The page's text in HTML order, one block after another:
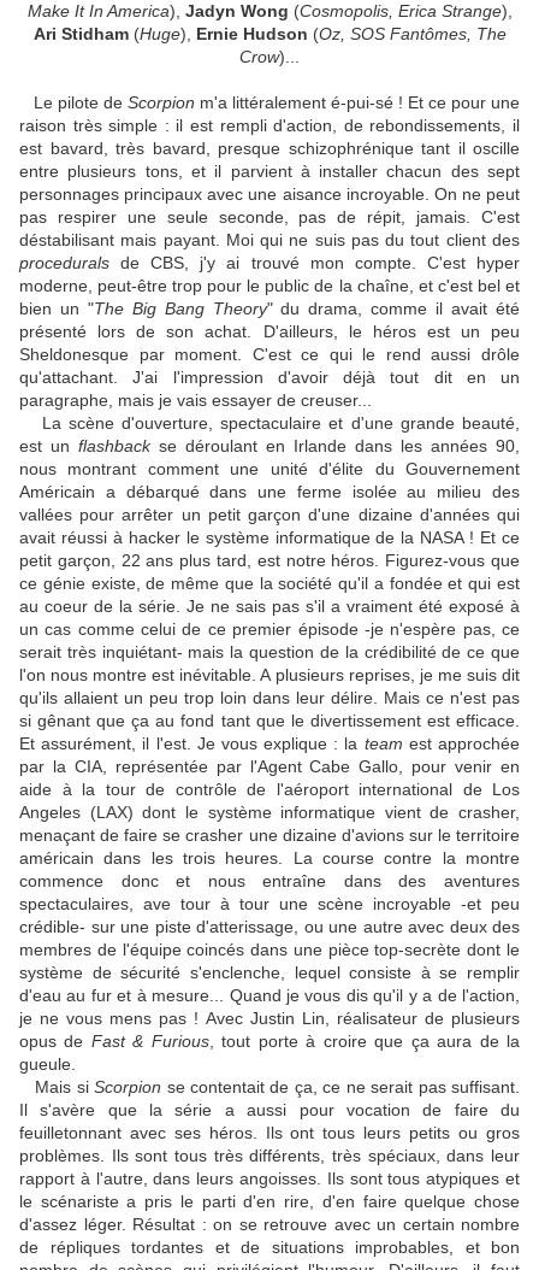
Make It In America), Jadyn Wong (Cosmopolis, Erica Strange),
Ari Stidham(Huge), Ernie Hudson (Oz, SOS Fantômes, The
Crow)...
Le pilote de Scorpion m'a littéralement é-pui-sé ! Et ce pour une
raison très simple : il est rempli d'action, de rebondissements, il
est bavard, très bavard, presque schizophrénique tant il oscille
entre plusieurs tons, et il parvient à installer chacun des sept
personnages principaux avec une aisance incroyable. On ne peut
pas respirer une seule seconde, pas de répit, jamais. C'est
déstabilisant mais payant. Moi qui ne suis pas du tout client des
procedurals de CBS, j'y ai trouvé mon compte. C'est hyper
moderne, peut-être trop pour le public de la chaîne, et c'est bel et
bien un "The Big Bang Theory" du drama, comme il avait été
présenté lors de son achat. D'ailleurs, le héros est un peu
Sheldonesque par moment. C'est ce qui le rend aussi drôle
qu'attachant. J'ai l'impression d'avoir déjà tout dit en un
paragraphe, mais je vais essayer de creuser...
La scène d'ouverture, spectaculaire et d'une grande beauté,
est un flashbackse déroulant en Irlande dans les années 90,
nous montrant comment une unité d'élite du Gouvernement
Américain a débarqué dans une ferme isolée au milieu des
vallées pour arrêter un petit garçon d'une dizaine d'années qui
avait réussi à hacker le système informatique de la NASA ! Et ce
petit garçon, 22 ans plus tard, est notre héros. Figurez-vous que
ce génie existe, de même que la société qu'il a fondée et qui est
au coeur de la série. Je ne sais pas s'il a vraiment été exposé à
un cas comme celui de ce premier épisode -je n'espère pas, ce
serait très inquiétant- mais la question de la crédibilité de ce que
l'on nous montre est inévitable. A plusieurs reprises, je me suis dit
qu'ils allaient un peu trop loin dans leur délire. Mais ce n'est pas
si gênant que ça au fond tant que le divertissement est efficace.
Et assurément, il l'est. Je vous explique : la team est approchée
par la CIA, représentée par l'Agent Cabe Gallo, pour venir en
aide à la tour de contrôle de l'aéroport international de Los
Angeles (LAX) dont le système informatique vient de crasher,
menaçant de faire se crasher une dizaine d'avions sur le territoire
américain dans les trois heures. La course contre la montre
commence donc et nous entraîne dans des aventures
spectaculaires, ave tour à tour une scène incroyable -et peu
crédible- sur une piste d'atterissage, ou une autre avec deux des
membres de l'équipe coincés dans une pièce top-secrète dont le
système de sécurité s'enclenche, lequel consiste à se remplir
d'eau au fur et à mesure... Quand je vous dis qu'il y a de l'action,
je ne vous mens pas ! Avec Justin Lin, réalisateur de plusieurs
opus de Fast & Furious, tout porte à croire que ça aura de la
gueule.
Mais siScorpion se contentait de ça, ce ne serait pas suffisant.
Il s'avère que la série a aussi pour vocation de faire du
feuilletonnant avec ses héros. Ils ont tous leurs petits ou gros
problèmes. Ils sont tous très différents, très spéciaux, dans leur
rapport à l'autre, dans leurs angoisses. Ils sont tous atypiques et
le scénariste a pris le parti d'en rire, d'en faire quelque chose
d'assez léger. Résultat : on se retrouve avec un certain nombre
de répliques tordantes et de situations improbables, et bon